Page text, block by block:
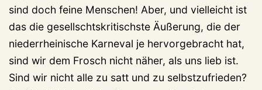
sind doch feine Menschen! Aber, und vielleicht ist
das die gesellschtskritischste Äußerung, die der
niederrheinische Karneval je hervorgebracht hat,
sind wir dem Frosch nicht näher, als uns lieb ist.
Sind wir nicht alle zu satt und zu selbstzufrieden?